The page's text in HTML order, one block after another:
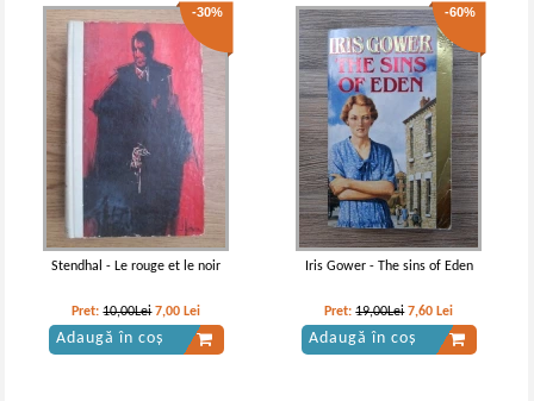
-30%
Stendhal - Le rouge et le noir
Pret:10,00Lei 7,00 Lei
Adaugă în coș
-60%
Iris Gower - The sins of Eden
Pret:19,00Lei 7,60 Lei
Adaugă în coș